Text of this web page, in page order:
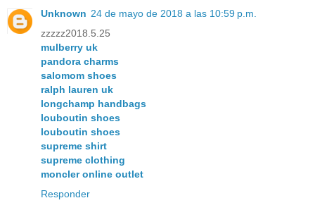
Unknown 24 de mayo de 2018 a las 10:59 p.m.
zzzzz2018.5.25
mulberry uk
pandora charms
salomom shoes
ralph lauren uk
longchamp handbags
louboutin shoes
louboutin shoes
supreme shirt
supreme clothing
moncler online outlet
Responder